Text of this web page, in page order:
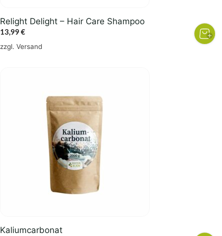
Relight Delight – Hair Care Shampoo
13,99€
zzgl. Versand
Kaliumcarbonat